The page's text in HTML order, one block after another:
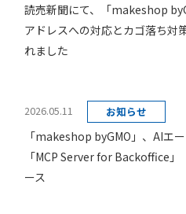
読売新聞にて、「makeshop
アドレスへの対応とカゴ落ち対
れました
2026.05.11 お知らせ
「makeshop byGMO」、AIエ
「MCP Server for Backoffice」
ース